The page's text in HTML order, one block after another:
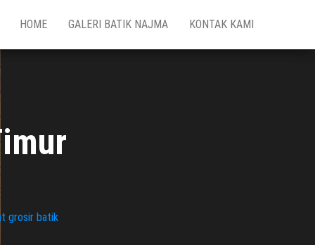
HOME GALERI BATIK NAJMA KONTAK KAMI
grosir batik